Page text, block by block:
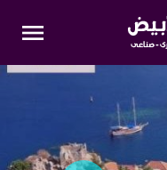
menu